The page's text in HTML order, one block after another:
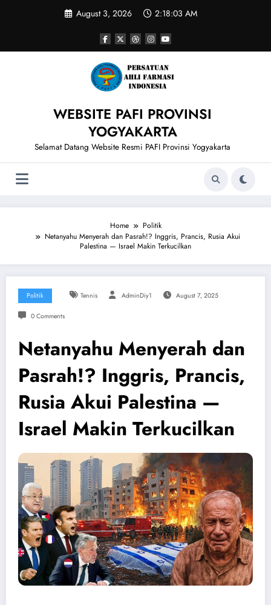
August 3, 2026 2:18:04 AM
WEBSITE PAFI PROVINSI
YOGYAKARTA
Selamat Datang Website Resmi PAFI Provinsi Yogyakarta
Home
Politik
Netanyahu Menyerah dan Pasrah!? Inggris, Prancis, Rusia Akui
Palestina — Israel Makin Terkucilkan
Politik Tennis AdminDiy1 August 7, 2025
0 Comments
Netanyahu Menyerah dan
Pasrah!? Inggris, Prancis,
Rusia Akui Palestina —
Israel Makin Terkucilkan